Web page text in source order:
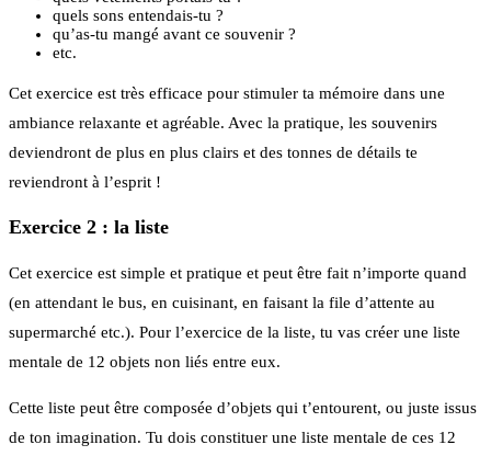
quels sons entendais-tu ?
qu’as-tu mangé avant ce souvenir ?
etc.
Cet exercice est très efficace pour stimuler ta mémoire dans une
ambiance relaxante et agréable. Avec la pratique, les souvenirs
deviendront de plus en plus clairs et des tonnes de détails te
reviendront à l’esprit !
Exercice 2 : la liste
Cet exercice est simple et pratique et peut être fait n’importe quand
(en attendant le bus, en cuisinant, en faisant la file d’attente au
supermarché etc.). Pour l’exercice de la liste, tu vas créer une liste
mentale de 12 objets non liés entre eux.
Cette liste peut être composée d’objets qui t’entourent, ou juste issus
de ton imagination. Tu dois constituer une liste mentale de ces 12